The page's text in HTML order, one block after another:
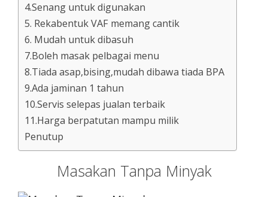
4.Senang untuk digunakan
5. Rekabentuk VAF memang cantik
6. Mudah untuk dibasuh
7.Boleh masak pelbagai menu
8.Tiada asap,bising,mudah dibawa tiada BPA
9.Ada jaminan 1 tahun
10.Servis selepas jualan terbaik
11.Harga berpatutan mampu milik
Penutup
Masakan Tanpa Minyak